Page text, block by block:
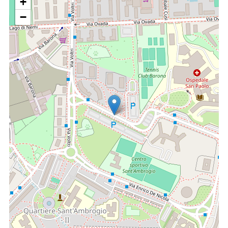
mieloidi (neoplasie mieloproliferative, sindromi
mielodisplastiche) e alle neoplasie linfoidi (linfomi non-
Hodgkin e linfoma di Hodgkin), per le quali il personale
di questa S.C. ha partecipato alla stesura della “WHO
Classification of Tumors of Haematopoietic and
Lymphoid Tissues” 4th Edition, WHO press, 2017 e
della “International Consensus Classification of Myeloid
Neoplasms and Acute Leukemias” (Arber DA. et al.
Blood. 2022 Sep 15;140(11):1200-1228);
ladiagnostica di lesioni preneoplastiche e neoplastichedi
diversi organi ed apparati (distretto testa/collo;
apparato gastro-enterico, urogenitale maschile e
femminile, respiratorio, endocrino), con la
determinazione dei fattori prognostici e dei fattori
predittivi di risposta alla terapia;
ladiagnostica delle patologie neoplastiche(melanocitarie e
non melanocitarie) ed infiammatorie della cute e della
mucosa oraleper la quale è presente nella S.C.
certificazione internazionele, ICDP-UEMS (International
Board Certifying Examination in Dermatopathology), dal
2012
ladiagnostica delle patologie infiammatorie gastro-enterica,
epatica e renale;
−